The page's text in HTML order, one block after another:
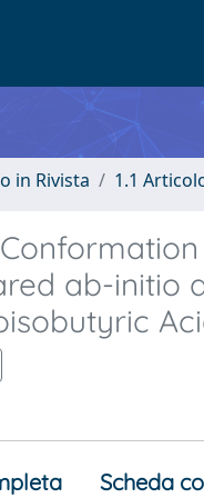
in Rivista 1.1
ab-initio
Scheda